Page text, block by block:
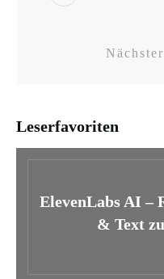
Leserfavoriten
ElevenLabs AI –
& Text